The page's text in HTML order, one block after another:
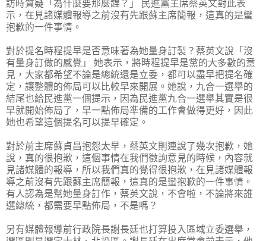
訪時質疑「為什麼要那麼趕？」 民進黨主席蔡英文對此表
示，在見諸媒體報導之前沒有先跟蘇主席簡報，這真的是蠻
抱歉的一件事情。
對於提名時程提早是否意味著為她量身訂製？蔡英文說「沒
有量身訂做的感覺」 她表示，將時程提早是黨的大多數的意
見，大家都希望不論是總統還是立委，都可以盡早把提名確
定，讓整體的佈局可以比較早來開展。她說，九合一選舉的
結尾也給民進黨一個提示，因為民進黨九合一選舉其實是很
早就開始佈局了，早一點佈局準備的工作會做得更好，因此
她也希望這個提名可以提早確定。
對於前主席蘇貞昌抱怨太早，蔡英文則連說了幾次抱歉，她
說，真的很抱歉，這個事情在我們徵詢意見的時候，內容就
見諸媒體的報導，所以我們真的覺得很抱歉，在見諸媒體報
導之前沒有先跟蘇主席簡報，這真的是蠻抱歉的一件事情。
有人認為是幫她量身訂作，蔡英文說，不會啦，不論將來誰
選總統，都需要早點佈局，不是嗎？
另有媒體報導前行政院長謝長廷也打算投入區域立委選舉，